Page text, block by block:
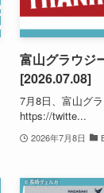
富山グラウジ
[2026.07.08]
7月8日、富山グ
https://twitte...
2026年7月8日